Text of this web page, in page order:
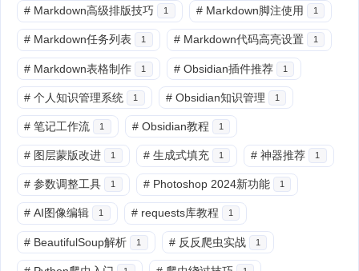
# Markdown高级排版技巧 1 # Markdown脚注使用 1
# Markdown任务列表 1 # Markdown代码高亮设置 1
# Markdown表格制作 1 # Obsidian插件推荐 1
# 个人知识管理系统 1 # Obsidian知识管理 1
# 笔记工作流 1 # Obsidian教程 1
# 图层蒙版改进 1 # 生成式填充 1 # 神器推荐 1
# 参数调整工具 1 # Photoshop 2024新功能 1
# AI图像编辑 1 # requests库教程 1
# BeautifulSoup解析 1 # 反反爬虫实战 1